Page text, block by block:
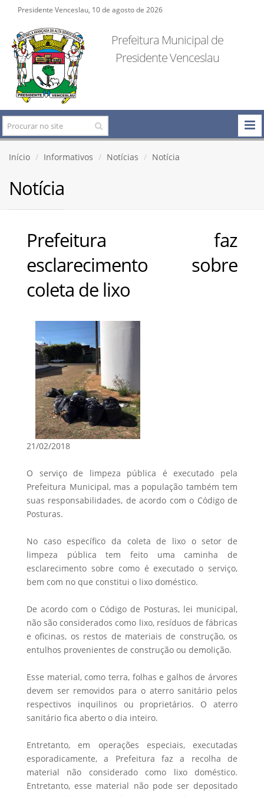
Presidente Venceslau, 10 de agosto de 2026
Prefeitura Municipal de
Presidente Venceslau
Início Informativos Notícias Notícia
Notícia
Prefeitura faz
esclarecimento sobre
coleta de lixo
21/02/2018
O serviço de limpeza pública é executado pela
Prefeitura Municipal, mas a população também tem
suas responsabilidades, de acordo com o Código de
Posturas.
No caso específico da coleta de lixo o setor de
limpeza pública tem feito uma caminha de
esclarecimento sobre como é executado o serviço,
bem com no que constitui o lixo doméstico.
De acordo com o Código de Posturas, lei municipal,
não são considerados como lixo, resíduos de fábricas
e oficinas, os restos de materiais de construção, os
entulhos provenientes de construção ou demolição.
Esse material, como terra, folhas e galhos de árvores
devem ser removidos para o aterro sanitário pelos
respectivos inquilinos ou proprietários. O aterro
sanitário fica aberto o dia inteiro.
Entretanto, em operações especiais, executadas
esporadicamente, a Prefeitura faz a recolha de
material não considerado como lixo doméstico.
Entretanto, esse material não pode ser depositado